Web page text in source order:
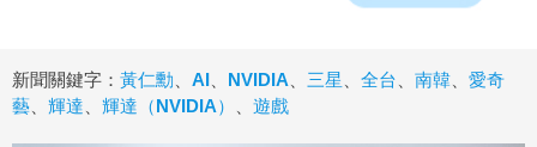
新聞關鍵字： 黃仁勳 AI NVIDIA 三星 全台 南韓
愛奇
藝
輝達 輝達（NVIDIA） 遊戲